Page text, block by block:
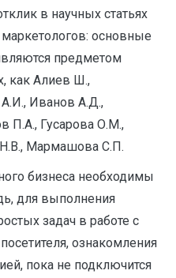
в научных статьях
основные
предметом
как Алиев Ш.,
Иванов А.Д.,
П.А., Гусарова О.М.,
Мармашова С.П.
бизнеса необходимы
для выполнения
задач в работе с
ознакомления
пока не подключится